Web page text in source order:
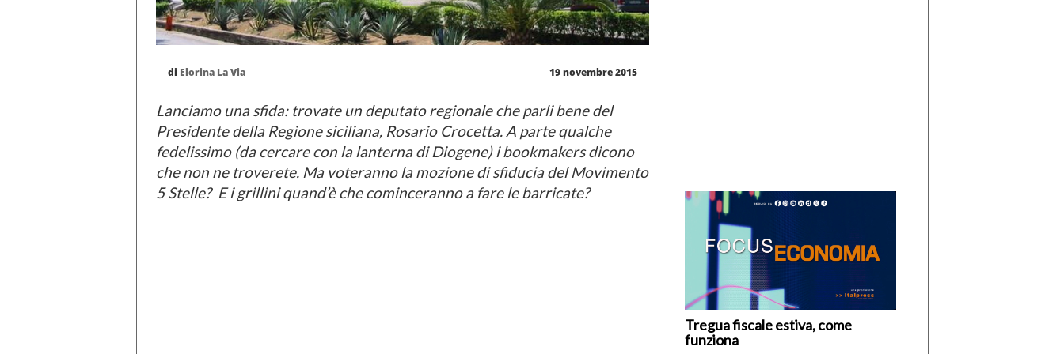
di Elorina La Via 19 novembre 2015
Lanciamo una sfida: trovate un deputato regionale che parli bene del
Presidente della Regione siciliana, Rosario Crocetta. A parte qualche
fedelissimo (da cercare con la lanterna di Diogene) i bookmakers dicono
che non ne troverete. Ma voteranno la mozione di sfiducia del Movimento
5 Stelle? E i grillini quand’è che cominceranno a fare le barricate?
Tregua fiscale estiva, come
funziona